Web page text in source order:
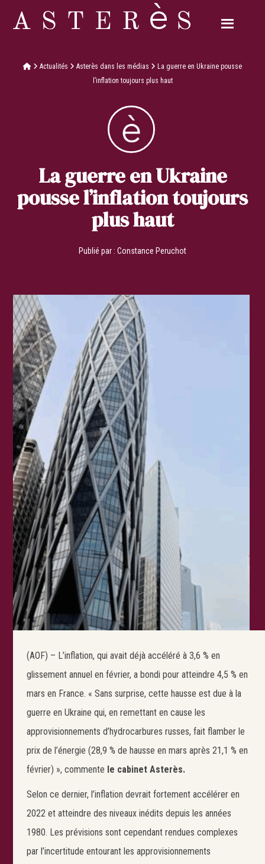
Actualités Asterès dans les médias
La guerre en Ukraine pousse
l’inflation toujours plus haut
La guerre en Ukraine
pousse l’inflation toujours
plus haut
Publié par : Constance Peruchot
(AOF) – L’inflation, qui avait déjà accéléré à 3,6 % en
glissement annuel en février, a bondi pour atteindre 4,5 % en
mars en France. « Sans surprise, cette hausse est due à la
guerre en Ukraine qui, en remettant en cause les
approvisionnements d’hydrocarbures russes, fait flamber le
prix de l’énergie (28,9 % de hausse en mars après 21,1 % en
février) », commente le cabinet Asterès.
Selon ce dernier, l’inflation devrait fortement accélérer en
2022 et atteindre des niveaux inédits depuis les années
1980. Les prévisions sont cependant rendues complexes
par l’incertitude entourant les approvisionnements